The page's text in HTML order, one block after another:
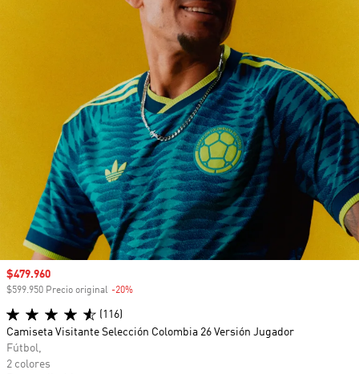
Precio de venta
$479.960
$599.950 Precio original -20%
(116)
Camiseta Visitante Selección Colombia 26 Versión Jugador
Fútbol,
2 colores